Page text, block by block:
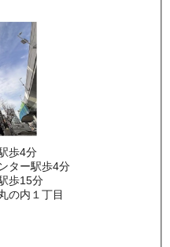
歩4分
ター駅歩4分
歩15分
の内１丁目